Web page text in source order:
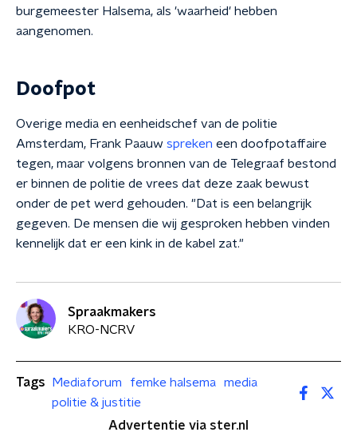
burgemeester Halsema, als 'waarheid' hebben
aangenomen.
Doofpot
Overige media en eenheidschef van de politie
Amsterdam, Frank Paauw spreken een doofpotaffaire
tegen, maar volgens bronnen van de Telegraaf bestond
er binnen de politie de vrees dat deze zaak bewust
onder de pet werd gehouden. "Dat is een belangrijk
gegeven. De mensen die wij gesproken hebben vinden
kennelijk dat er een kink in de kabel zat."
Spraakmakers
KRO-NCRV
Tags Mediaforum femke halsema
media
politie & justitie
Advertentie via ster.nl